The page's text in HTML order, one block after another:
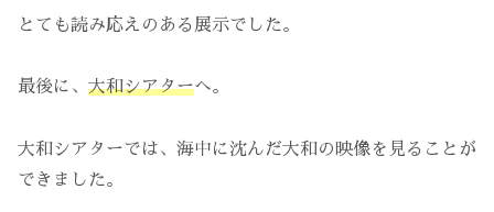
とても読み応えのある展示でした。
最後に、 大和シアターへ。
大和シアターでは、海中に沈んだ大和の映像を見ることが
できました。